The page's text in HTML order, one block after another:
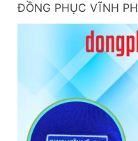
ĐỒNG PHỤC VĨNH